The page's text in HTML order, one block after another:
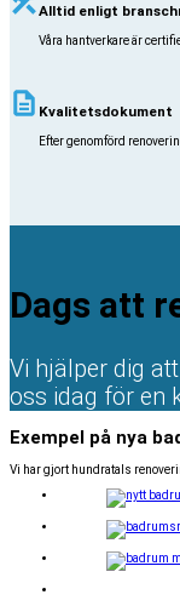
Alltid enligt
Våra hantverkare är
Kvalitetsdokument
Efter genomförd
Dags att
Vi hjälper dig
oss idag för en
Exempel på nya
Vi har gjort hundratals